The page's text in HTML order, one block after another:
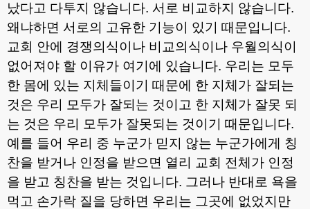
났다고 다투지 않습니다. 서로 비교하지 않습니다.
왜냐하면 서로의 고유한 기능이 있기 때문입니다.
교회 안에 경쟁의식이나 비교의식이나 우월의식이
없어져야 할 이유가 여기에 있습니다. 우리는 모두
한 몸에 있는 지체들이기 때문에 한 지체가 잘되는
것은 우리 모두가 잘되는 것이고 한 지체가 잘못 되
는 것은 우리 모두가 잘못되는 것이기 때문입니다.
예를 들어 우리 중 누군가 믿지 않는 누군가에게 칭
찬을 받거나 인정을 받으면 열리 교회 전체가 인정
을 받고 칭찬을 받는 것입니다. 그러나 반대로 욕을
먹고 손가락 질을 당하면 우리는 그곳에 없었지만